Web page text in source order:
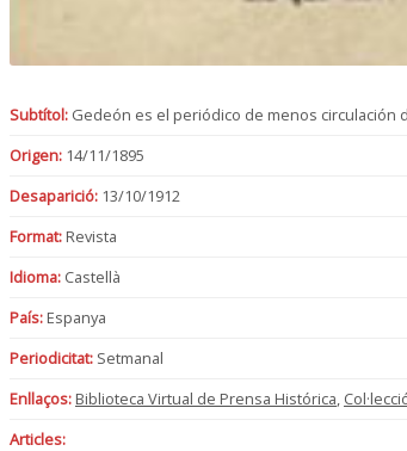
Subtítol: Gedeón es el periódico de menos circulación
Origen: 14/11/1895
Desaparició: 13/10/1912
Format: Revista
Idioma: Castellà
País: Espanya
Periodicitat: Setmanal
Enllaços: Biblioteca Virtual de Prensa Histórica
Articles: